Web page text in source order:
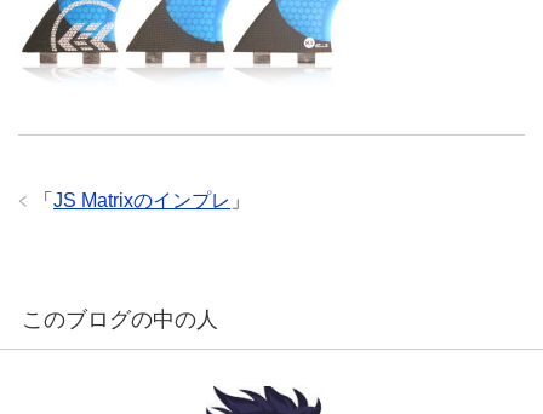
「 JS Matrixのインプレ 」
このブログの中の人